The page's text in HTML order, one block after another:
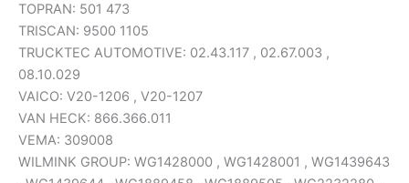
TOPRAN: 501 473
TRISCAN: 9500 1105
TRUCKTEC AUTOMOTIVE: 02.43.117 , 02.67.003 ,
08.10.029
VAICO: V20-1206 , V20-1207
VAN HECK: 866.366.011
VEMA: 309008
WILMINK GROUP: WG1428000 , WG1428001 , WG1439643